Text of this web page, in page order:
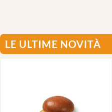
LE ULTIME NOVITÀ